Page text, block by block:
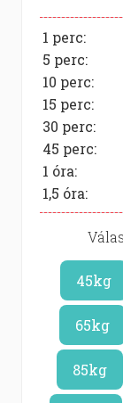
1 perc:
5 perc:
10 perc:
15 perc:
30 perc:
45 perc:
1 óra:
1,5 óra:
45kg
65kg
85kg